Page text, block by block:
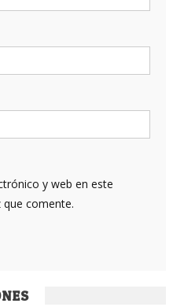
y web en este
comente.